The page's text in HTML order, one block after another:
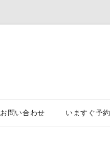
お問い合わせ いますぐ予約